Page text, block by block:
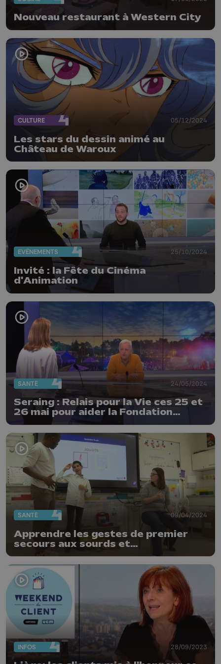
Nouveau restaurant à Western City
CULTURE 05/12/2024
Les stars du dessin animé au
Château de Waroux
EVÈNEMENTS 25/10/2024
Invité : la Fête du Cinéma
d'Animation
SANTÉ 24/05/2024
Seraing : Relais pour la Vie ces 25 et
26 mai pour aider la Fondation
contre le cancer
SANTÉ 09/04/2024
Apprendre les gestes de premier
secours aux sourds et
malentendants
INFOS 28/09/2023